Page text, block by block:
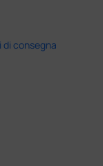
di consegna